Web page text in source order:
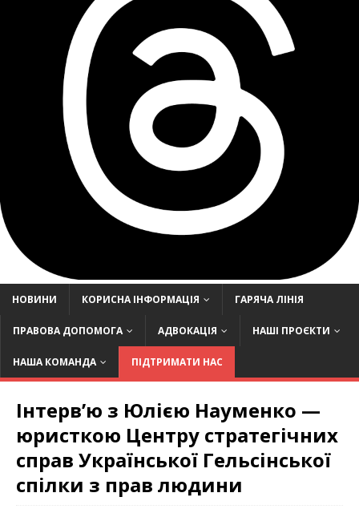
НОВИНИ КОРИСНА ІНФОРМАЦІЯ ГАРЯЧА ЛІНІЯ
ПРАВОВА ДОПОМОГА АДВОКАЦІЯ НАШІ ПРОЄКТИ
НАША КОМАНДА ПІДТРИМАТИ НАС
Інтерв’ю з Юлією Науменко —
юристкою Центру стратегічних
справ Української Гельсінської
спілки з прав людини